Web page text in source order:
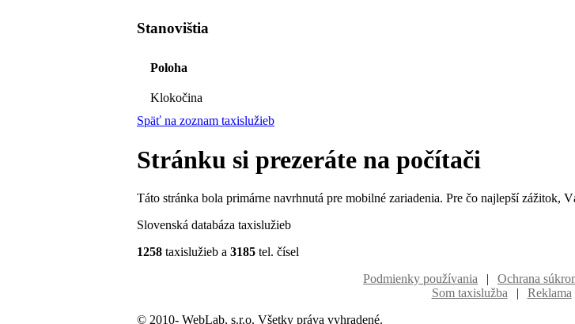
Stanovištia
Poloha
Klokočina
Späť na zoznam taxislužieb
Stránku si prezeráte na počítači
Táto stránka bola primárne navrhnutá pre mobilné zariadenia. Pre čo najlepší zážitok,
Slovenská databáza taxislužieb
1258 taxislužieb a 3185 tel. čísel
Podmienky používania
| Ochrana
Som taxislužba
| Reklama
© 2010- WebLab, s.r.o. Všetky práva vyhradené.